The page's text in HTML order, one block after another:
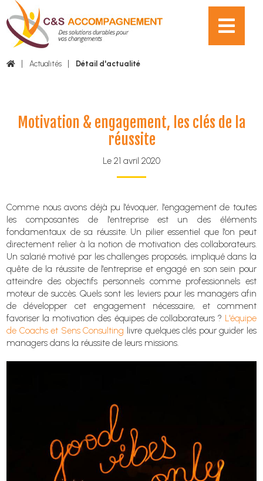
Actualités Détail d'actualité
Motivation & engagement, les clés de la
réussite
Le 21 avril 2020
Comme nous avons déjà pu l'évoquer, l'engagement de toutes
les composantes de l'entreprise est un des éléments
fondamentaux de sa réussite. Un pilier essentiel que l'on peut
directement relier à la notion de motivation des collaborateurs.
Un salarié motivé par les challenges proposés, impliqué dans la
quête de la réussite de l'entreprise et engagé en son sein pour
atteindre des objectifs personnels comme professionnels est
moteur de succès. Quels sont les leviers pour les managers afin
de développer cet engagement nécessaire, et comment
favoriser la motivation des équipes de collaborateurs ? L'équipe
de Coachs et Sens Consulting livre quelques clés pour guider les
managers dans la réussite de leurs missions.